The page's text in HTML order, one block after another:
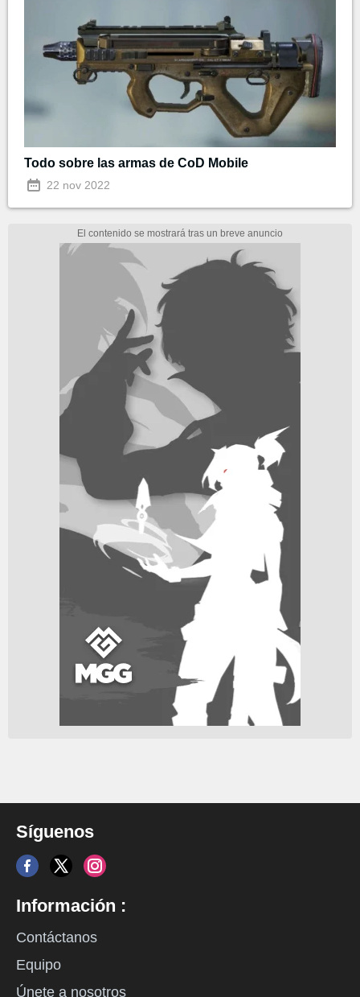
Todo sobre las armas de CoD Mobile
22 nov 2022
Síguenos
Información :
Contáctanos
Equipo
Únete a nosotros